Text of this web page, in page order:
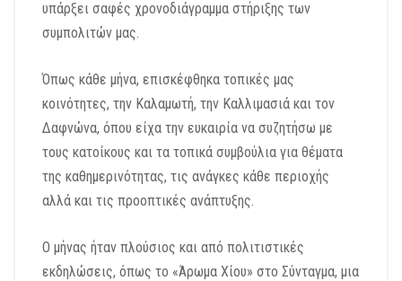
υπάρξει σαφές χρονοδιάγραμμα στήριξης των
συμπολιτών μας.
Όπως κάθε μήνα, επισκέφθηκα τοπικές μας
κοινότητες, την Καλαμωτή, την Καλλιμασιά και τον
Δαφνώνα, όπου είχα την ευκαιρία να συζητήσω με
τους κατοίκους και τα τοπικά συμβούλια για θέματα
της καθημερινότητας, τις ανάγκες κάθε περιοχής
αλλά και τις προοπτικές ανάπτυξης.
Ο μήνας ήταν πλούσιος και από πολιτιστικές
εκδηλώσεις, όπως το «Άρωμα Χίου» στο Σύνταγμα, μια